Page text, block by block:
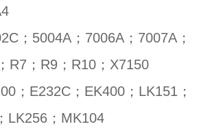
；5004A；7006A；7007A；
R7；R9；R10；X7150
；E232C；EK400；LK151；
LK256；MK104